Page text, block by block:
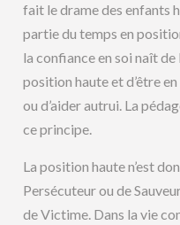
fait le drame des enfants
partie du temps en
la confiance en soi naît
position haute et d’être
ou d’aider autrui. La
ce principe.
La position haute n’est
Persécuteur ou de
de Victime. Dans la vie